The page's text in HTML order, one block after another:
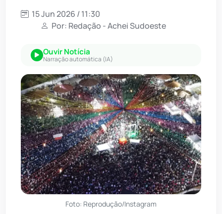
15 Jun 2026 / 11:30
Por: Redação - Achei Sudoeste
Ouvir Notícia
Narração automática (IA)
Foto: Reprodução/Instagram